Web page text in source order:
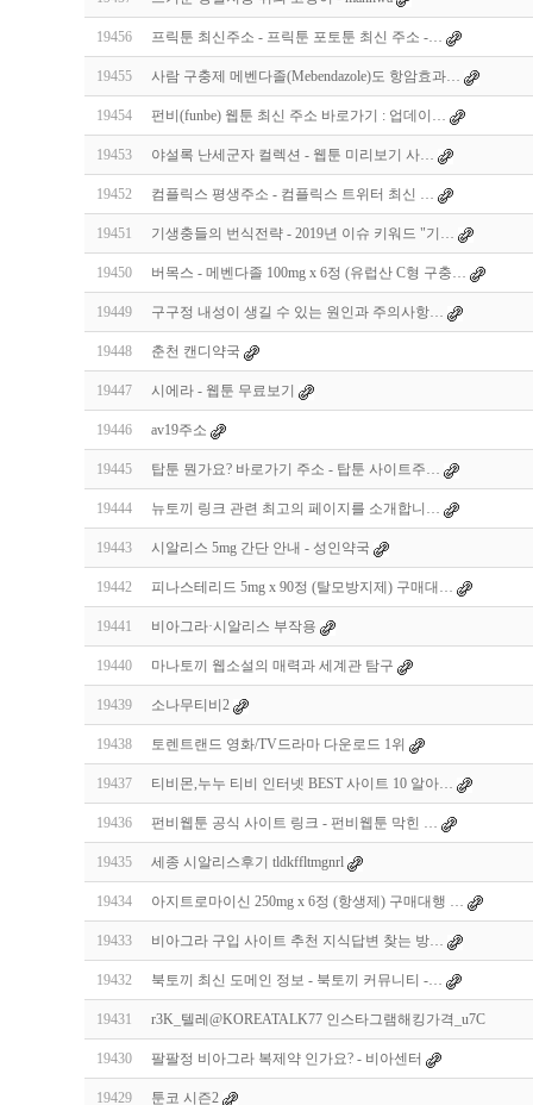
19456 프릭툰 최신주소 - 프릭툰 포토툰 최신 주소 -…
19455 사람 구충제 메벤다졸(Mebendazole)도 항암효과…
19454 펀비(funbe) 웹툰 최신 주소 바로가기 : 업데이…
19453 야설록 난세군자 컬렉션 - 웹툰 미리보기 사…
19452 컴플릭스 평생주소 - 컴플릭스 트위터 최신 …
19451 기생충들의 번식전략 - 2019년 이슈 키워드 "기…
19450 버목스 - 메벤다졸 100mg x 6정 (유럽산 C형 구충…
19449 구구정 내성이 생길 수 있는 원인과 주의사항…
19448 춘천 캔디약국
19447 시에라 - 웹툰 무료보기
19446 av19주소
19445 탑툰 뭔가요? 바로가기 주소 - 탑툰 사이트주…
19444 뉴토끼 링크 관련 최고의 페이지를 소개합니…
19443 시알리스 5mg 간단 안내 - 성인약국
19442 피나스테리드 5mg x 90정 (탈모방지제) 구매대…
19441 비아그라·시알리스 부작용
19440 마나토끼 웹소설의 매력과 세계관 탐구
19439 소나무티비2
19438 토렌트랜드 영화/TV드라마 다운로드 1위
19437 티비몬,누누 티비 인터넷 BEST 사이트 10 알아…
19436 펀비웹툰 공식 사이트 링크 - 펀비웹툰 막힌 …
19435 세종 시알리스후기 tldkffltmgnrl
19434 아지트로마이신 250mg x 6정 (항생제) 구매대행 …
19433 비아그라 구입 사이트 추천 지식답변 찾는 방…
19432 북토끼 최신 도메인 정보 - 북토끼 커뮤니티 -…
19431 r3K_텔레@KOREATALK77 인스타그램해킹가격_u7C
19430 팔팔정 비아그라 복제약 인가요? - 비아센터
19429 툰코 시즌2